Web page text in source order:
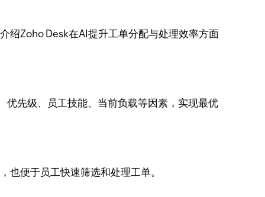
绍Zoho Desk在AI提升工单分配与处理效率方面
优先级、员工技能、当前负载等因素，实现最优
也便于员工快速筛选和处理工单。